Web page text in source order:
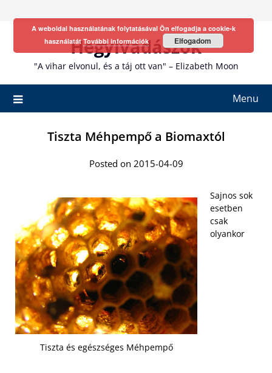
Hegyivadászok
"A vihar elvonul, és a táj ott van" – Elizabeth Moon
Menu
Tiszta Méhpempő a Biomaxtól
Posted on 2015-04-09
Tiszta és egészséges Méhpempő
Sajnos sok
esetben
csak
olyankor
A weboldal használatának folytatásával Ön elfogadja a cookie-k
használatátTovábbi információk Elfogadom